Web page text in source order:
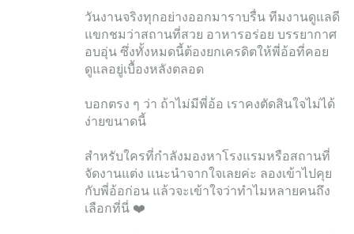
วันงานจริงทุกอย่างออกมาราบรื่น ทีมงานดูแลดี
แขกชมว่าสถานที่สวย อาหารอร่อย บรรยากาศ
อบอุ่น ซึ่งทั้งหมดนี้ต้องยกเครดิตให้พี่อ้อที่คอย
ดูแลอยู่เบื้องหลังตลอด
บอกตรง ๆ ว่า ถ้าไม่มีพี่อ้อ เราคงตัดสินใจไม่ได้
ง่ายขนาดนี้
สำหรับใครที่กำลังมองหาโรงแรมหรือสถานที่
จัดงานแต่ง แนะนำจากใจเลยค่ะ ลองเข้าไปคุย
กับพี่อ้อก่อน แล้วจะเข้าใจว่าทำไมหลายคนถึง
เลือกที่นี่ ❤️